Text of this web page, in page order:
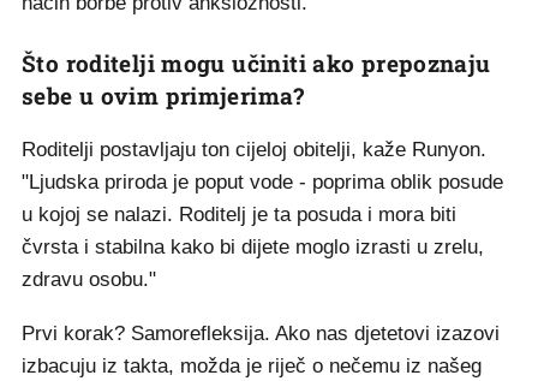
Što roditelji mogu učiniti ako prepoznaju
sebe u ovim primjerima?
Roditelji postavljaju ton cijeloj obitelji, kaže Runyon.
"Ljudska priroda je poput vode - poprima oblik posude
u kojoj se nalazi. Roditelj je ta posuda i mora biti
čvrsta i stabilna kako bi dijete moglo izrasti u zrelu,
zdravu osobu."
Prvi korak? Samorefleksija. Ako nas djetetovi izazovi
izbacuju iz takta, možda je riječ o nečemu iz našeg